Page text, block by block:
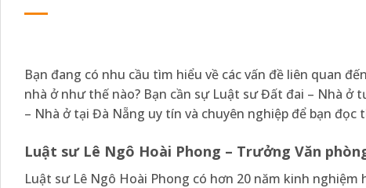
Bạn đang có nhu cầu tìm hiểu về các vấn đề liên quan
nhà ở như thế nào? Bạn cần sự Luật sư Đất đai – Nhà ở
– Nhà ở tại Đà Nẵng uy tín và chuyên nghiệp để bạn đọc
Luật sư Lê Ngô Hoài Phong – Trưởng Văn
Luật sư Lê Ngô Hoài Phong có hơn 20 năm kinh